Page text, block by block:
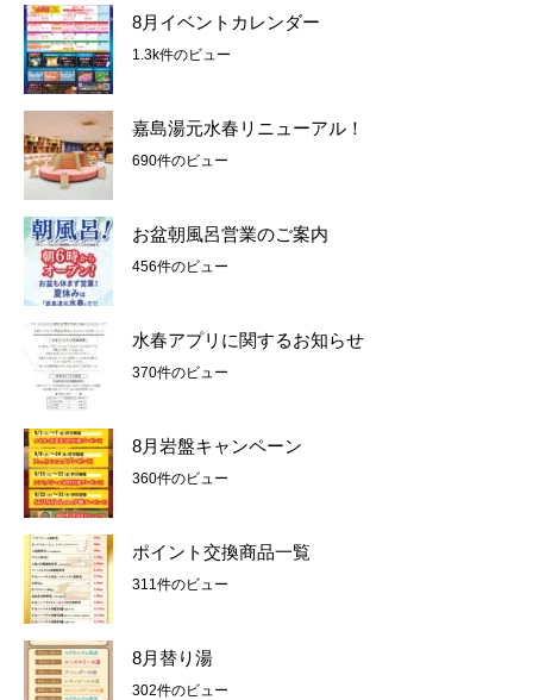
8月イベントカレンダー
1.3k件のビュー
嘉島湯元水春リニューアル！
690件のビュー
お盆朝風呂営業のご案内
456件のビュー
水春アプリに関するお知らせ
370件のビュー
8月岩盤キャンペーン
360件のビュー
ポイント交換商品一覧
311件のビュー
8月替り湯
302件のビュー